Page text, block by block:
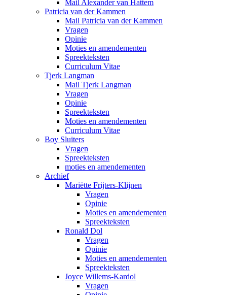
Mail Alexander van Hattem
Patricia van der Kammen
Mail Patricia van der Kammen
Vragen
Opinie
Moties en amendementen
Spreekteksten
Curriculum Vitae
Tjerk Langman
Mail Tjerk Langman
Vragen
Opinie
Spreekteksten
Moties en amendementen
Curriculum Vitae
Boy Sluiters
Vragen
Spreekteksten
moties en amendementen
Archief
Mariëtte Frijters-Klijnen
Vragen
Opinie
Moties en amendementen
Spreekteksten
Ronald Dol
Vragen
Opinie
Moties en amendementen
Spreekteksten
Joyce Willems-Kardol
Vragen